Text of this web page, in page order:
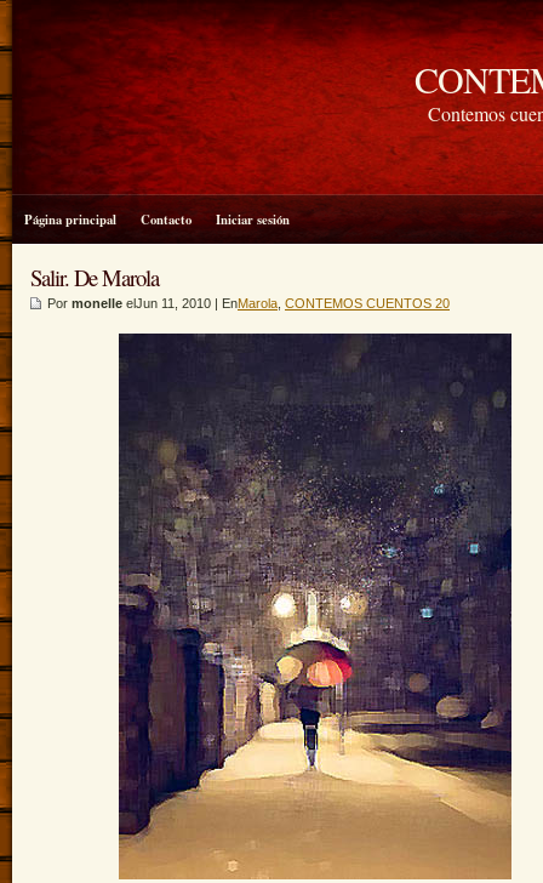
Contemos
Página principal Contacto Iniciar sesión
Salir. De Marola
Por monelle elJun 11, 2010 | EnMarola CONTEMOS CUENTOS 20